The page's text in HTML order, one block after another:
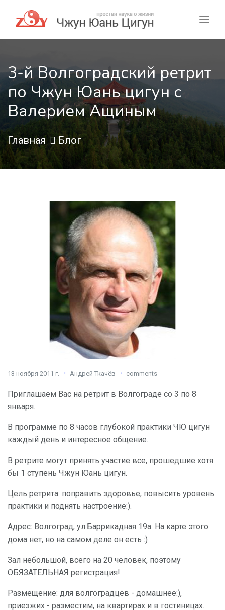
3-й Волгоградский ретрит
по Чжун Юань цигун с
Валерием Ащиным
Главная Блог
13 ноября 2011 г. Андрей Ткачёв comments
Приглашаем Вас на ретрит в Волгограде со 3 по 8
января.
В программе по 8 часов глубокой практики ЧЮ цигун
каждый день и интересное общение.
В ретрите могут принять участие все, прошедшие хотя
бы 1 ступень Чжун Юань цигун.
Цель ретрита: поправить здоровье, повысить уровень
практики и поднять настроение:).
Адрес: Волгоград, ул.Баррикадная 19а. На карте этого
дома нет, но на самом деле он есть :)
Зал небольшой, всего на 20 человек, поэтому
ОБЯЗАТЕЛЬНАЯ регистрация!
Размещение: для волгоградцев - домашнее:),
приезжих - разместим, на квартирах и в гостиницах.